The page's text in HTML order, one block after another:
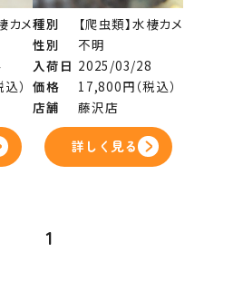
カメ
）
種別
【爬虫類】水棲カメ
性別
不明
入荷日 2025/03/28
価格
17,800円（税込）
店舗
藤沢店
詳しく見る
1